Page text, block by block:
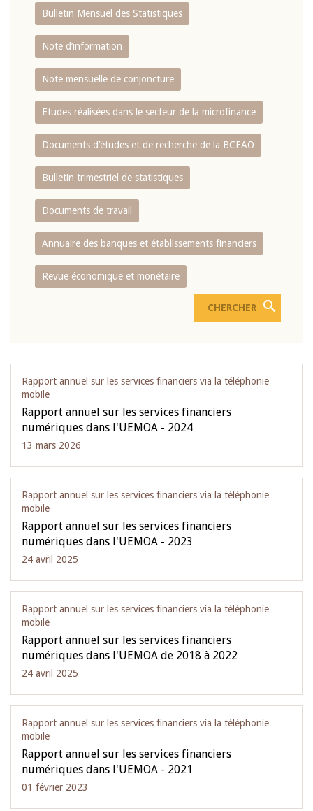
Bulletin Mensuel des Statistiques
Note d’information
Note mensuelle de conjoncture
Etudes réalisées dans le secteur de la microfinance
Documents d’études et de recherche de la BCEAO
Bulletin trimestriel de statistiques
Documents de travail
Annuaire des banques et établissements financiers
Revue économique et monétaire
Rapport annuel sur les services financiers via la téléphonie
mobile
Rapport annuel sur les services financiers
numériques dans l'UEMOA - 2024
13 mars 2026
Rapport annuel sur les services financiers via la téléphonie
mobile
Rapport annuel sur les services financiers
numériques dans l'UEMOA - 2023
24 avril 2025
Rapport annuel sur les services financiers via la téléphonie
mobile
Rapport annuel sur les services financiers
numériques dans l'UEMOA de 2018 à 2022
24 avril 2025
Rapport annuel sur les services financiers via la téléphonie
mobile
Rapport annuel sur les services financiers
numériques dans l'UEMOA - 2021
01 février 2023